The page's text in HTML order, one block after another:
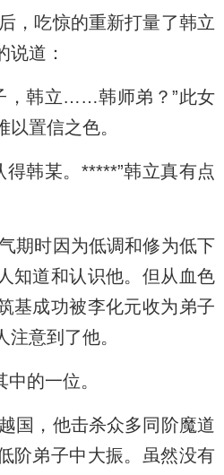
，吃惊的重新打量了韩立
说道：
，韩立……韩师弟？”此女
置信之色。
韩某。*****”韩立真有点
期时因为低调和修为低下
知道和认识他。但从血色
基成功被李化元收为弟子
意到了他。
的一位。
国，他击杀众多同阶魔道
阶弟子中大振。虽然没有